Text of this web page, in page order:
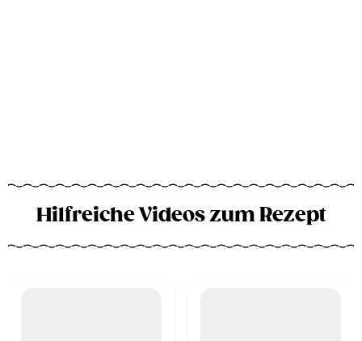
Hilfreiche Videos zum Rezept